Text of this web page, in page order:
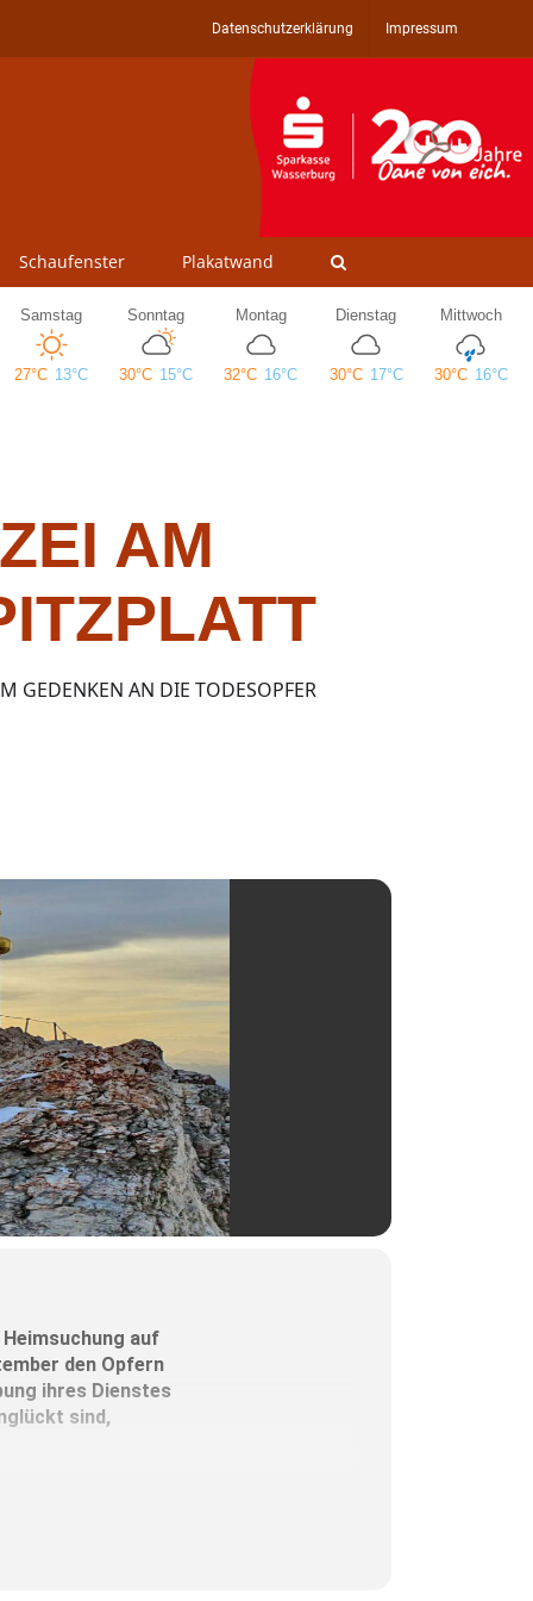
Datenschutzerklärung Impressum
Schaufenster Plakatwand
AM
GEDENKEN AN DIE TODESOPFER
auf
den Opfern
ihres Dienstes
sind,